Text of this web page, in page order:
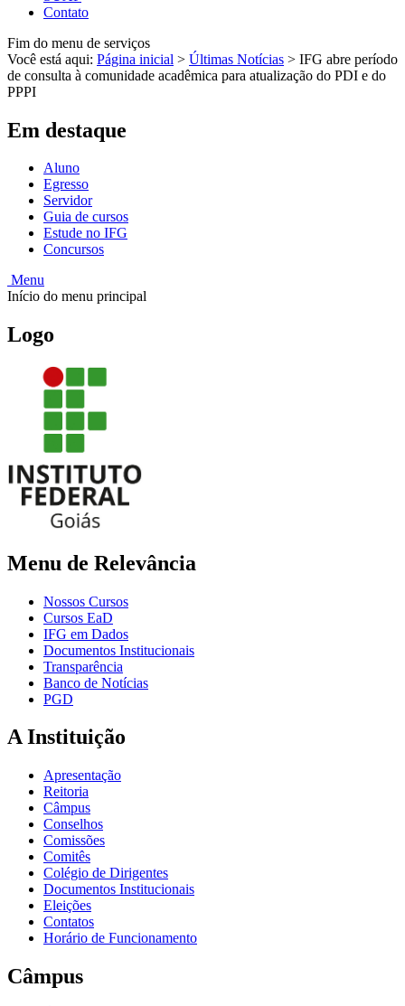
Contato
Fim do menu de serviços
Você está aqui: Página inicial > Últimas Notícias > IFG abre período
de consulta à comunidade acadêmica para atualização do PDI e do
PPPI
Em destaque
Aluno
Egresso
Servidor
Guia de cursos
Estude no IFG
Concursos
Menu
Início do menu principal
Logo
Menu de Relevância
Nossos Cursos
Cursos EaD
IFG em Dados
Documentos Institucionais
Transparência
Banco de Notícias
PGD
A Instituição
Apresentação
Reitoria
Câmpus
Conselhos
Comissões
Comitês
Colégio de Dirigentes
Documentos Institucionais
Eleições
Contatos
Horário de Funcionamento
Câmpus